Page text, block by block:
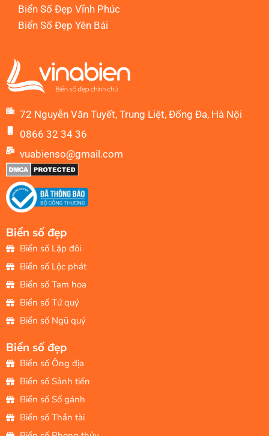
Biển Số Đẹp Vĩnh Phúc
Biển Số Đẹp Yên Bái
72 Nguyễn Văn Tuyết, Trung Liệt, Đống Đa, Hà Nội
0866 32 34 36
vuabienso@gmail.com
Biển số đẹp
Biển số Lặp đôi
Biển số Lộc phát
Biển số Tam hoa
Biển số Tứ quý
Biển số Ngũ quý
Biển số đẹp
Biển số Ông địa
Biển số Sảnh tiến
Biển số Số gánh
Biển số Thần tài